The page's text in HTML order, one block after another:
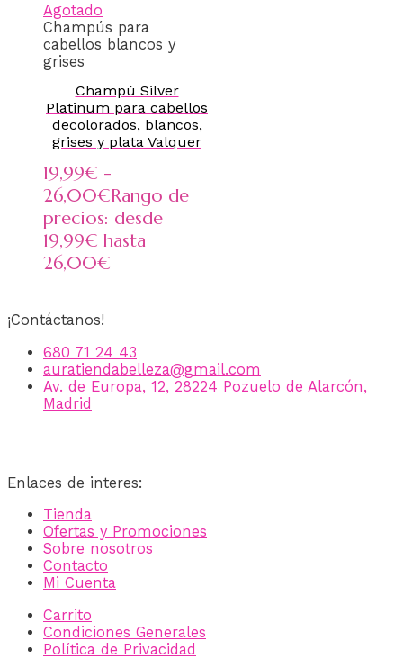
Agotado
Champús para
cabellos blancos y
grises
Champú Silver
Platinum para cabellos
decolorados, blancos,
grises y plata Valquer
19,99€ -
26,00€Rango de
precios: desde
19,99€ hasta
26,00€
¡Contáctanos!
680 71 24 43
auratiendabelleza@gmail.com
Av. de Europa, 12, 28224 Pozuelo de Alarcón,
Madrid
Enlaces de interes:
Tienda
Ofertas y Promociones
Sobre nosotros
Contacto
Mi Cuenta
Carrito
Condiciones Generales
Política de Privacidad